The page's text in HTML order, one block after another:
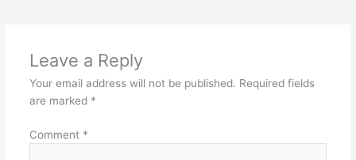
Leave a Reply
Your email address will not be published. Required fields
are marked *
Comment *